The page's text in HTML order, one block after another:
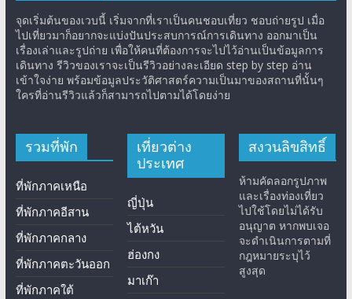
จุดเริ่มต้นของเวบนี้ เริ่มจากที่เราเป็นคนชอบเที่ยว ชอบถ่ายรูป เมื่อ
ไปเที่ยวมาก็อยากจะแบ่งปันประสบการณ์การเดินทาง ออกมาเป็น
เรื่องเล่าและรูปถ่าย เพื่อให้คนที่ต้องการจะไปไว้อ่านเป็นข้อมูลการ
เดินทาง รีวิวของเราจะเป็นรีวิวอย่างละเอียด step by step อ่าน
เข้าใจง่าย พร้อมข้อมูลประวัติศาสตร์ความเป็นมาของสถานที่นั้นๆ
ใครที่อ่านรีวิวแล้วก็สามารถไปตามได้โดยง่าย
รวมที่พัก
ที่พักภาคเหนือ
ที่พักภาคอีสาน
ที่พักภาคกลาง
ที่พักภาคตะวันออก
ที่พักภาคใต้
เที่ยวต่าง
ประเทศ
ญี่ปุ่น
ไต้หวัน
ฮ่องกง
มาเก๊า
สงวนลิขสิทธิ์
ห้ามคัดลอกรูปภาพ
และเรื่องท่องเที่ยว
ไปใช้โดยไม่ได้รับ
อนุญาต หากพบเจอ
จะดำเนินการตามที่
กฎหมายระบุไว้
สูงสุด